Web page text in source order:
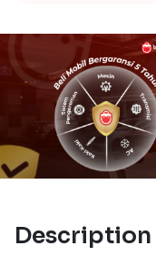
Description